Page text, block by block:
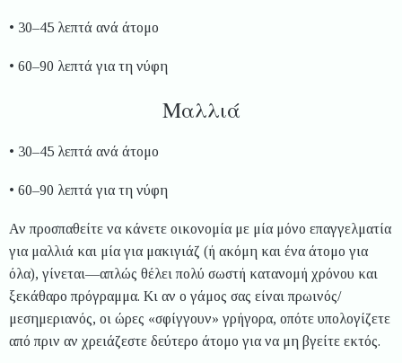
• 30–45 λεπτά ανά άτομο
• 60–90 λεπτά για τη νύφη
Μαλλιά
• 30–45 λεπτά ανά άτομο
• 60–90 λεπτά για τη νύφη
Αν προσπαθείτε να κάνετε οικονομία με μία μόνο επαγγελματία
για μαλλιά και μία για μακιγιάζ (ή ακόμη και ένα άτομο για
όλα), γίνεται—απλώς θέλει πολύ σωστή κατανομή χρόνου και
ξεκάθαρο πρόγραμμα. Κι αν ο γάμος σας είναι πρωινός/
μεσημεριανός, οι ώρες «σφίγγουν» γρήγορα, οπότε υπολογίζετε
από πριν αν χρειάζεστε δεύτερο άτομο για να μη βγείτε εκτός.